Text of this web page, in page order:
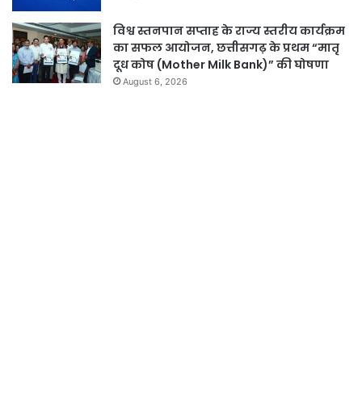
विश्व स्तनपान सप्ताह के राज्य स्तरीय कार्यक्रम
का सफल आयोजन, छत्तीसगढ़ के प्रथम “मातृ
दूध कोष (Mother Milk Bank)” की घोषणा
August 6, 2026